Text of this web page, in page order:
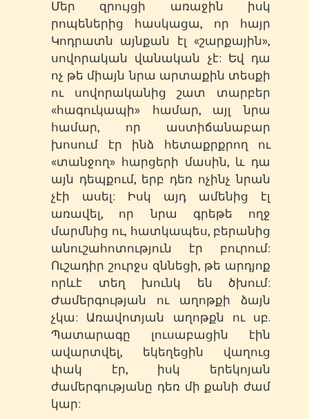
Մեր զրույցի առաջին իսկ
րոպեներից հասկացա, որ հայր
Կոդրատն այնքան էլ «շարքային»,
սովորական վանական չէ: Եվ դա
ոչ թե միայն նրա արտաքին տեսքի
ու սովորականից շատ տարբեր
«հագուկապի» համար, այլ նրա
համար, որ աստիճանաբար
խոսում էր ինձ հետաքրքրող ու
«տանջող» հարցերի մասին, և դա
այն դեպքում, երբ դեռ ոչինչ նրան
չէի ասել: Իսկ այդ ամենից էլ
առավել, որ նրա գրեթե ողջ
մարմնից ու, հատկապես, բերանից
անուշահոտություն էր բուրում:
Ուշադիր շուրջս զննեցի, թե արդյոք
որևէ տեղ խունկ են ծխում:
Ժամերգության ու աղոթքի ձայն
չկա: Առավոտյան աղոթքն ու սբ.
Պատարագը լուսաբացին էին
ավարտվել, եկեղեցին վաղուց
փակ էր, իսկ երեկոյան
ժամերգությանը դեռ մի քանի ժամ
կար: